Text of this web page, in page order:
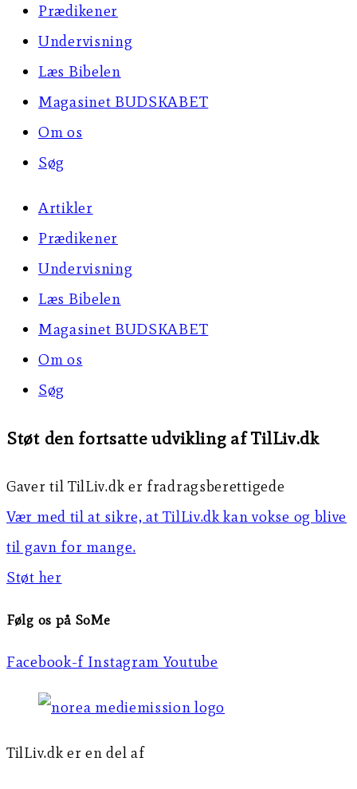
Prædikener
Undervisning
Læs Bibelen
Magasinet BUDSKABET
Om os
Søg
Artikler
Prædikener
Undervisning
Læs Bibelen
Magasinet BUDSKABET
Om os
Søg
Støt den fortsatte udvikling af TilLiv.dk
Gaver til TilLiv.dk er fradragsberettigede
Vær med til at sikre, at TilLiv.dk kan vokse og blive
til gavn for mange.
Støt her
Følg os på SoMe
Facebook-f Instagram Youtube
TilLiv.dk er en del af